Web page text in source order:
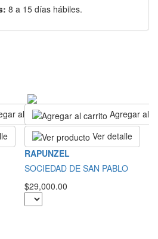
8 a 15 días hábiles.
al carrito
Agregar al
Ver detalle
RAPUNZEL
SOCIEDAD DE SAN PABLO
$29,000.00